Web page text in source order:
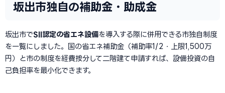
坂出市独自の補助金・助成金
坂出市でSII認定の省エネ設備を導入する際に併用できる市独自制度
を一覧にしました。国の省エネ補助金（補助率1/2・上限1,500万
円）と市の制度を経費按分して二階建て申請すれば、設備投資の自
己負担率を最小化できます。